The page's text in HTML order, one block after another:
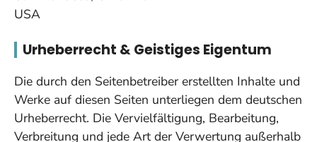
USA
Urheberrecht & Geistiges Eigentum
Die durch den Seitenbetreiber erstellten Inhalte und
Werke auf diesen Seiten unterliegen dem deutschen
Urheberrecht. Die Vervielfältigung, Bearbeitung,
Verbreitung und jede Art der Verwertung außerhalb